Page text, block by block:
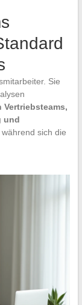
Sie
Vertriebsteams,
und
während sich die